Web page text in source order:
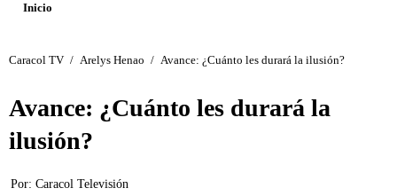
Inicio
Caracol TV / Arelys Henao / Avance: ¿Cuánto les durará la ilusión?
Avance: ¿Cuánto les durará la
ilusión?
Por: Caracol Televisión